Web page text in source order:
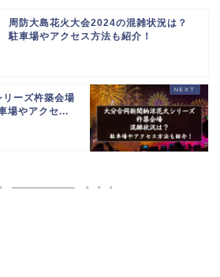
周防大島花火大会2024の混雑状況は？
駐車場やアクセス方法も紹介！
ーズ杵築会場
場やアクセ...